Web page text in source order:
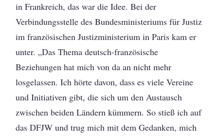
in Frankreich, das war die Idee. Bei der
Verbindungsstelle des Bundesministeriums für Justiz
im französischen Justizministerium in Paris kam er
unter. „Das Thema deutsch-französische
Beziehungen hat mich von da an nicht mehr
losgelassen. Ich hörte davon, dass es viele Vereine
und Initiativen gibt, die sich um den Austausch
zwischen beiden Ländern kümmern. So stieß ich auf
das DFJW und trug mich mit dem Gedanken, mich